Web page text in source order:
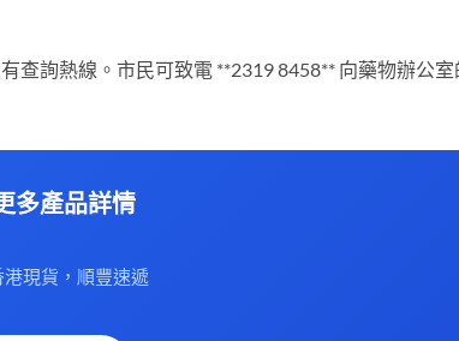
查詢熱線。市民可致電 **2319 8458** 向藥物辦公室
多產品詳情
現貨，順豐速遞